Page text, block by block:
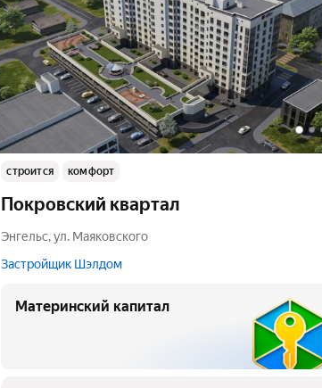
строится комфорт
Покровский квартал
Энгельс,ул. Маяковского
Застройщик Шэлдом
Материнский капитал